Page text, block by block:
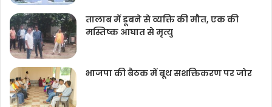
तालाब में डूबने से व्यक्ति की मौत, एक की
मस्तिष्क आघात से मृत्यु
भाजपा की बैठक में बूथ सशक्तिकरण पर जोर